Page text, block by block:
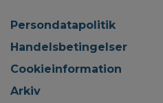
Persondatapolitik
Handelsbetingelser
Cookieinformation
Arkiv